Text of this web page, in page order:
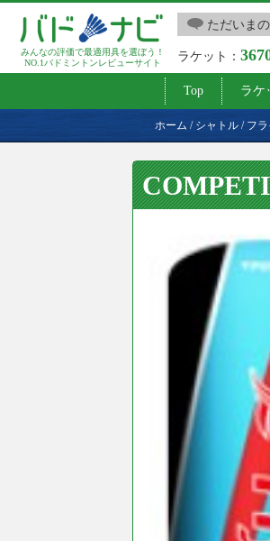
みんなの評価で最適用具を選ぼう！
NO.1バドミントンレビューサイト
ただいま
ラケット：
Top ラケ
ホーム / シャトル / フ